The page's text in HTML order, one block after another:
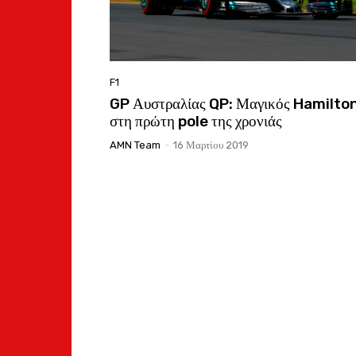
F1
GP Αυστραλίας QP: Μαγικός
στη πρώτη pole της χρονιάς
AMN Team - 16 Μαρτίου 2019